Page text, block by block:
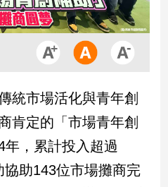
統市場活化與青年創
肯定的「市場青年創
，累計投入超過
助143位市場攤商完